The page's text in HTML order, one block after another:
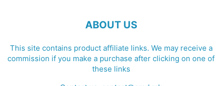
ABOUT US
This site contains product affiliate links. We may receive a
commission if you make a purchase after clicking on one of
these links